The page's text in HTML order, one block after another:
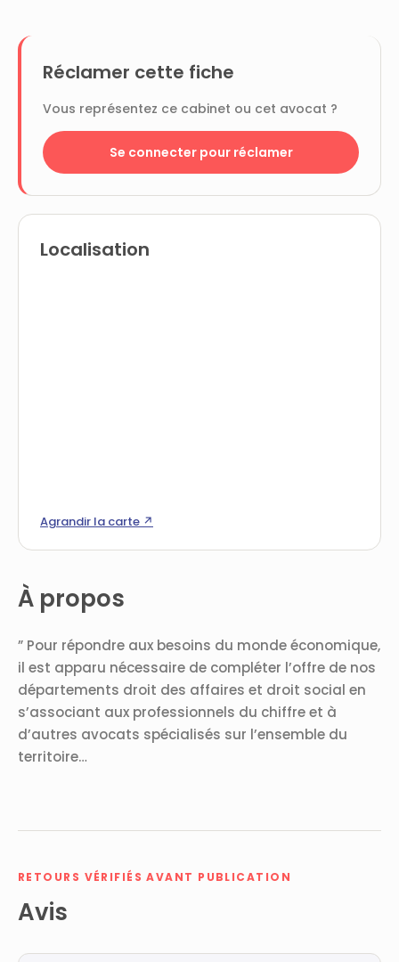
À propos
” Pour répondre aux besoins du monde économique,
il est apparu nécessaire de compléter l’offre de nos
départements droit des affaires et droit social en
s’associant aux professionnels du chiffre et à
d’autres avocats spécialisés sur l’ensemble du
territoire…
RETOURS VÉRIFIÉS AVANT PUBLICATION
Avis
Réclamer cette fiche
Vous représentez ce cabinet ou cet avocat ?
Se connecter pour réclamer
Localisation
Agrandir la carte ↗